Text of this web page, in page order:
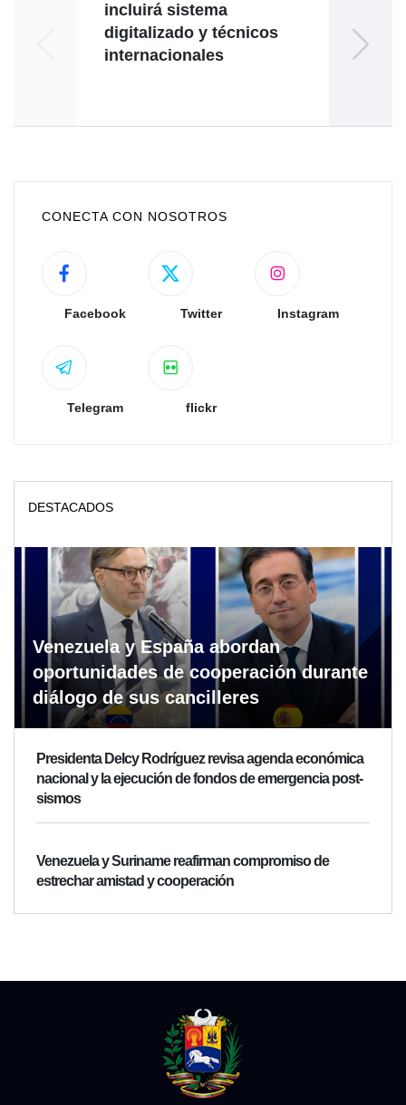
incluirá sistema
digitalizado y técnicos
internacionales
CONECTA CON NOSOTROS
Facebook Twitter Instagram
Telegram flickr
DESTACADOS
Venezuela y España abordan
oportunidades de cooperación durante
diálogo de sus cancilleres
Presidenta Delcy Rodríguez revisa agenda económica
nacional y la ejecución de fondos de emergencia post-
sismos
Venezuela y Suriname reafirman compromiso de
estrechar amistad y cooperación